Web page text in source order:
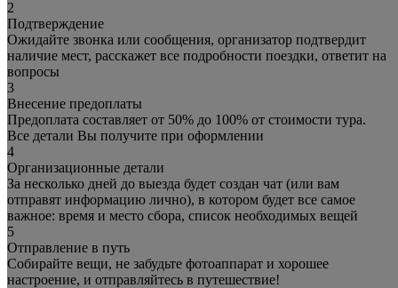
2
Подтверждение
Ожидайте звонка или сообщения, организатор подтвердит
наличие мест, расскажет все подробности поездки, ответит на
вопросы
3
Внесение предоплаты
Предоплата составляет от 50% до 100% от стоимости тура.
Все детали Вы получите при оформлении
4
Организационные детали
За несколько дней до выезда будет создан чат (или вам
отправят информацию лично), в котором будет все самое
важное: время и место сбора, список необходимых вещей
5
Отправление в путь
Собирайте вещи, не забудьте фотоаппарат и хорошее
настроение, и отправляйтесь в путешествие!